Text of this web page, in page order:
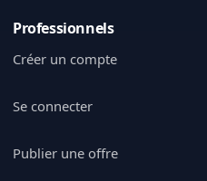
Professionnels
Créer un compte
Se connecter
Publier une offre